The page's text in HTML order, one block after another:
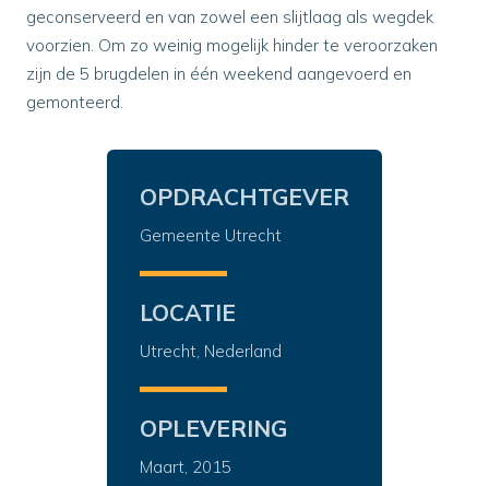
geconserveerd en van zowel een slijtlaag als wegdek
voorzien. Om zo weinig mogelijk hinder te veroorzaken
zijn de 5 brugdelen in één weekend aangevoerd en
gemonteerd.
OPDRACHTGEVER
Gemeente Utrecht
LOCATIE
Utrecht, Nederland
OPLEVERING
Maart, 2015